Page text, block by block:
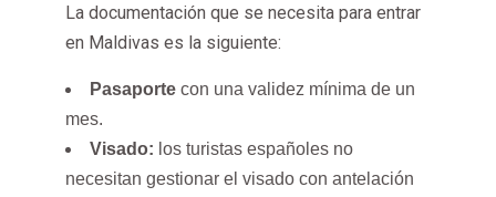
La documentación que se necesita para entrar
en Maldivas es la siguiente:
Pasaporte con una validez mínima de un
mes.
Visado: los turistas españoles no
necesitan gestionar el visado con antelación